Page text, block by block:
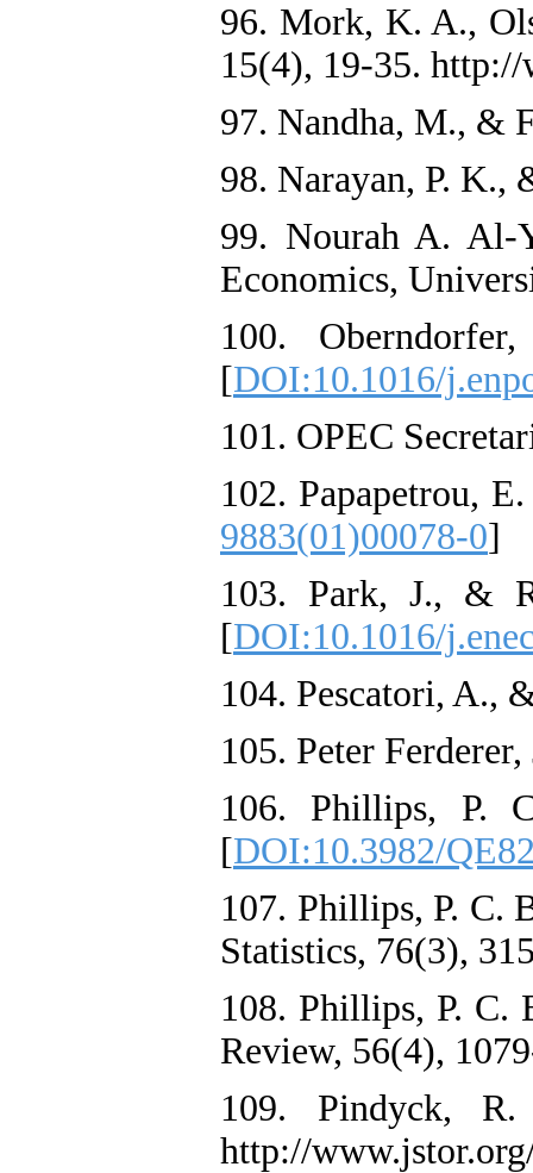
96. Mork, K. A.,
15(4), 19-35.
97. Nandha, M., &
98. Narayan, P. K.,
99. Nourah A. Al-
Economics,
100.
[DOI:10.1016/
101. OPEC
102. Papapetrou,
9883(01)00078-0]
103. Park, J., &
[DOI:10.1016/
104. Pescatori, A.,
105. Peter
106. Phillips, P.
[DOI:10.3982/
107. Phillips, P. C.
Statistics, 76(3),
108. Phillips, P.
Review, 56(4),
109. Pindyck,
http://